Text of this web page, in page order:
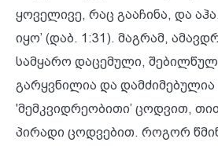
ყოველივე, რაც გააჩინა, და
იყო’ (დაბ. 1:31). მაგრამ,
სამყარო დაცემული,
გარყვნილია და დამძიმებულია
'მემკვიდრეობითი’ ცოდვით,
პირადი ცოდვებით. როგორ